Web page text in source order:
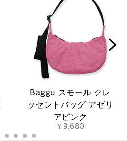
Baggu スモール クレ
ッセントバッグ アゼリ
アピンク
￥9,680